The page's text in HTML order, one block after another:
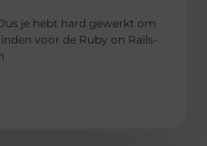
je hebt hard gewerkt om
voor de Ruby on Rails-